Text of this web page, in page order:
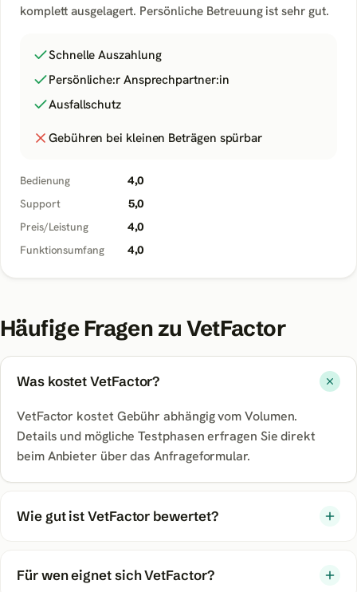
komplett ausgelagert. Persönliche Betreuung ist sehr gut.
Schnelle Auszahlung
Persönliche:r Ansprechpartner:in
Ausfallschutz
Gebühren bei kleinen Beträgen spürbar
Bedienung 4,0
Support 5,0
Preis/Leistung 4,0
Funktionsumfang 4,0
Häufige Fragen zuVetFactor
Was kostet VetFactor?
VetFactor kostet Gebühr abhängig vom Volumen.
Details und mögliche Testphasen erfragen Sie direkt
beim Anbieter über das Anfrageformular.
Wie gut ist VetFactor bewertet?
Für wen eignet sich VetFactor?